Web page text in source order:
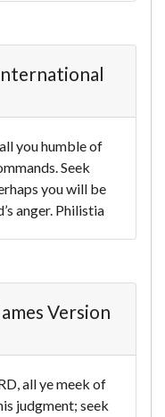
you humble of
Seek
you will be
anger. Philistia
Version
all ye meek of
judgment; seek